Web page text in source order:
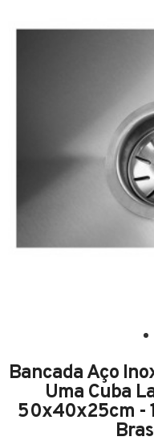
Bancada Aço
Uma Cuba
50x40x25cm -